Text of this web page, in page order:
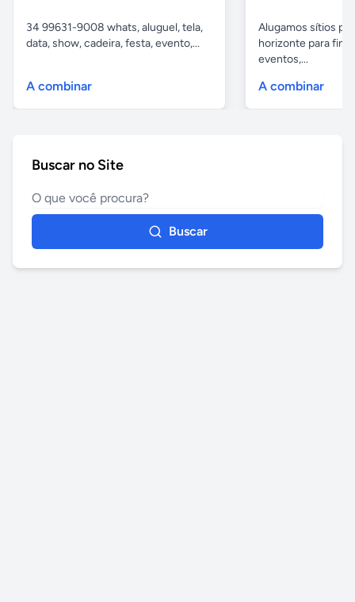
34 99631-9008 whats, aluguel, tela,
data, show, cadeira, festa, evento,...
A combinar
Alugamos sítios
horizonte para
eventos,...
A combinar
Buscar no Site
Buscar